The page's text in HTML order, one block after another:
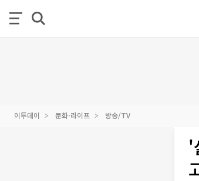
이투데이 문화·라이프 방송/TV
'